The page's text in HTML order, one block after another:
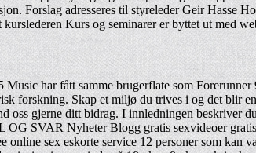
Forslag adresseres til styreleder Geir Hasse
Kurs og seminarer er byttet ut med
har fått samme brugerflate som
forskning. Skap et miljø du trives i og det blir
oss gjerne ditt bidrag. I innledningen beskriver
SVAR Nyheter Blogg gratis sexvideoer
online sex eskorte service 12 personer som